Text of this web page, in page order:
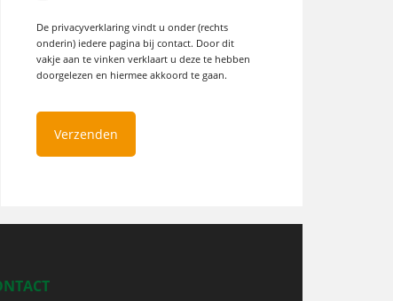
De privacyverklaring vindt u onder (rechts
onderin) iedere pagina bij contact. Door dit
vakje aan te vinken verklaart u deze te hebben
doorgelezen en hiermee akkoord te gaan.